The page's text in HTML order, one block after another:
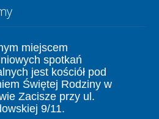
miejscem
spotkań
jest kościół pod
Świętej Rodziny w
Zacisze przy ul.
9/11.